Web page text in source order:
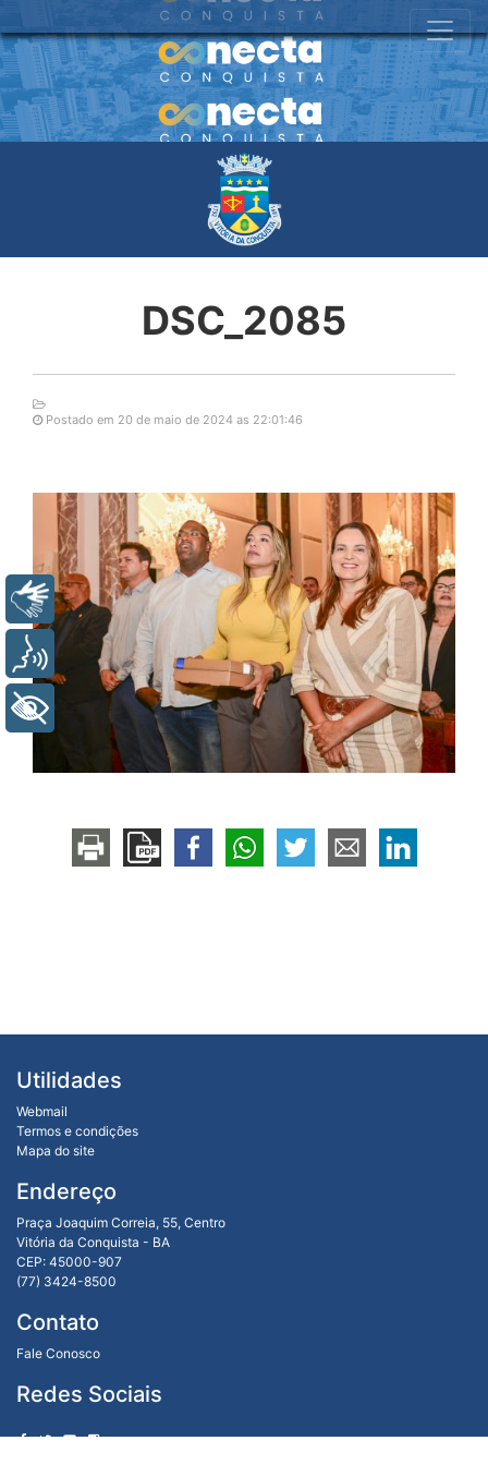
DSC_2085
Postado em 20 de maio de 2024 as 22:01:46
Utilidades
Webmail
Termos e condições
Mapa do site
Endereço
Praça Joaquim Correia, 55, Centro
Vitória da Conquista - BA
CEP: 45000-907
(77) 3424-8500
Contato
Fale Conosco
Redes Sociais
Libras
Voz
+ Acessibilidade